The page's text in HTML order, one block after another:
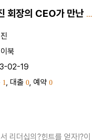
강석진 회장의 CEO가 만난 CEO 2
북
02-19
1 , 대출 0 , 예약 0
리더십의?힌트를 얻자!?이